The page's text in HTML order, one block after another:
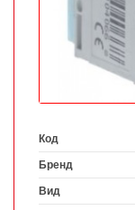
Код
Бренд
Вид